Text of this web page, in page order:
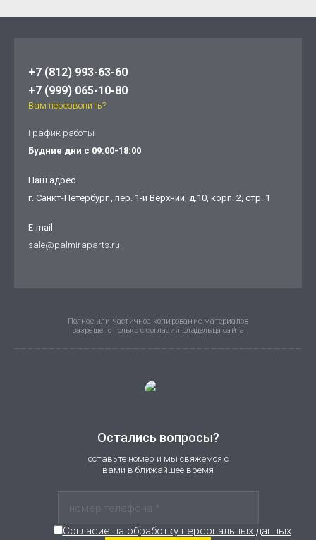
+7 (812) 993-63-60
+7 (999) 065-10-80
Вам перезвонить?
График работы
Будние дни с 09:00-18:00
Наш адрес
г. Санкт-Петербург , пер. 1-й Верхний, д.10, корп. 2, стр. 1
E-mail
sale@palmiraparts.ru
Полное или частичное копирование материалов
разрешено только с согласия владельца сайта
Остались вопросы?
оставьте номер и мы свяжемся с
вами в ближайшее время
Согласие на обработку персональных данных